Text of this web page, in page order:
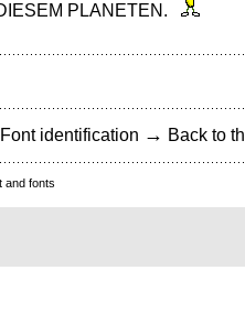
PLANETEN.
Font identification → Back to
and fonts